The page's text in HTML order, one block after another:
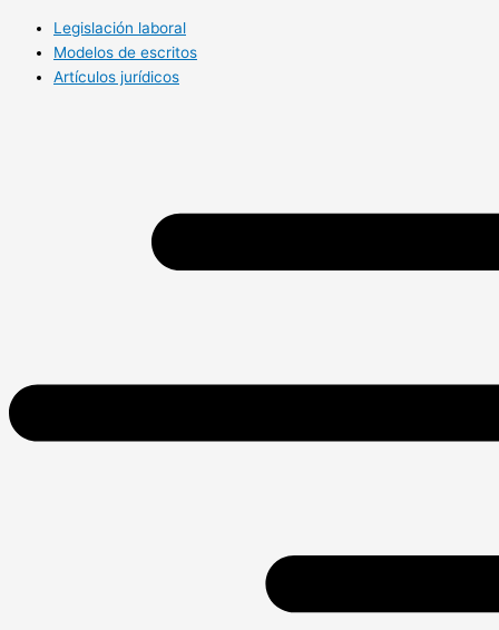
Legislación laboral
Modelos de escritos
Artículos jurídicos